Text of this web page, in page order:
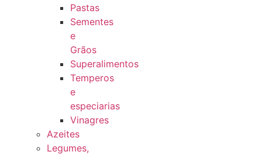
Pastas
Sementes
e
Grãos
Superalimentos
Temperos
e
especiarias
Vinagres
Azeites
Legumes,